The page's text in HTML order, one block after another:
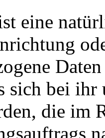
eine
sich bei
die im